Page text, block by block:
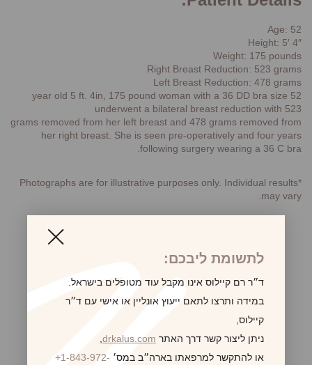
Age: 52
Height: 5′ 4″
Weight: 175 pounds
Right Breast Reduction: 523 grams
Left Breast Reduction: 478 grams
52 year old 5 ft. 4in, 175 pound woman with a 36 DD bra size
underwent a bilateral breast reduction with 523
grams removed from her left breast and 478 grams removed from
her right breast. She is seen pre-operatively and four years
following surgery wearing a 36 C bra.
*Photographs are for illustrative purposes only. Individual results
may vary.
לקביעת פגישת ייעוץ
לתשומת ליבכם:
ד״ר רם קיילוס אינו מקבל עוד מטופלים בישראל.
במידה ותרצו לתאם ייעוץ אונליין או אישי עם ד״ר
קיילוס,
ניתן ליצור קשר דרך האתר drkalus.com
או להתקשר למרפאתו בארה״ב במס׳ +1-843-972-